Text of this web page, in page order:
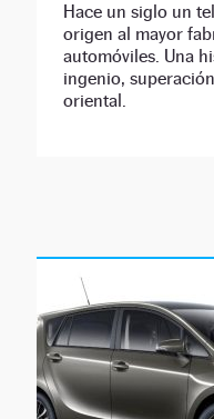
Hace un siglo un
origen al mayor
automóviles. Una
ingenio,
oriental.